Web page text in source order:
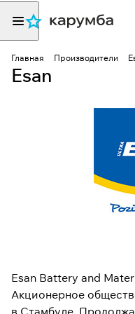
Главная Производители
Esan
Esan Battery and
Акционерное
в Стамбуле.